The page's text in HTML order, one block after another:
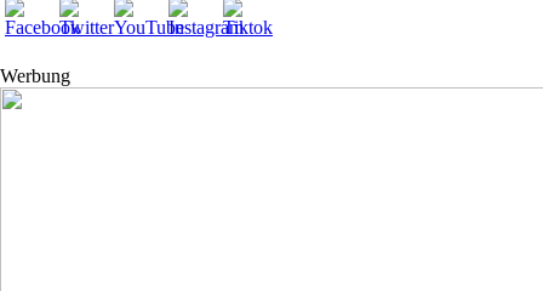
Werbung